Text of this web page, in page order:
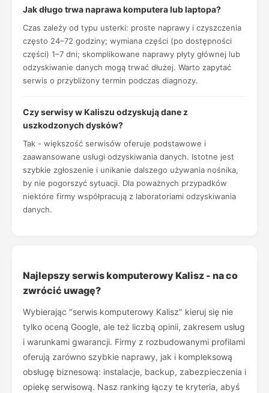
Jak długo trwa naprawa komputera lub laptopa?
Czas zależy od typu usterki: proste naprawy i czyszczenia
często 24–72 godziny; wymiana części (po dostępności
części) 1–7 dni; skomplikowane naprawy płyty głównej lub
odzyskiwanie danych mogą trwać dłużej. Warto zapytać
serwis o przybliżony termin podczas diagnozy.
Czy serwisy w Kaliszu odzyskują dane z
uszkodzonych dysków?
Tak - większość serwisów oferuje podstawowe i
zaawansowane usługi odzyskiwania danych. Istotne jest
szybkie zgłoszenie i unikanie dalszego używania nośnika,
by nie pogorszyć sytuacji. Dla poważnych przypadków
niektóre firmy współpracują z laboratoriami odzyskiwania
danych.
Najlepszy serwis komputerowy Kalisz - na co
zwrócić uwagę?
Wybierając "serwis komputerowy Kalisz" kieruj się nie
tylko oceną Google, ale też liczbą opinii, zakresem usług
i warunkami gwarancji. Firmy z rozbudowanymi profilami
oferują zarówno szybkie naprawy, jak i kompleksową
obsługę biznesową: instalacje, backup, zabezpieczenia i
opiekę serwisową. Nasz ranking łączy te kryteria, abyś